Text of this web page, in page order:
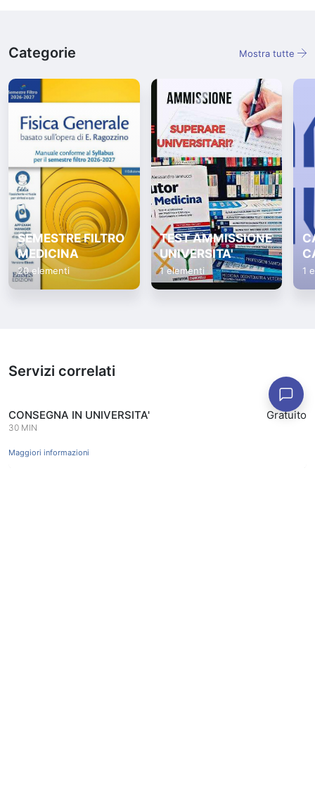
Categorie Mostra tutte
SEMESTRE FILTRO
MEDICINA
20 elementi
TEST AMMISSIONE
UNIVERSITA'
1 elementi 1
Servizi correlati
CONSEGNA IN UNIVERSITA'
30 MIN
Gratuito
Maggiori informazioni